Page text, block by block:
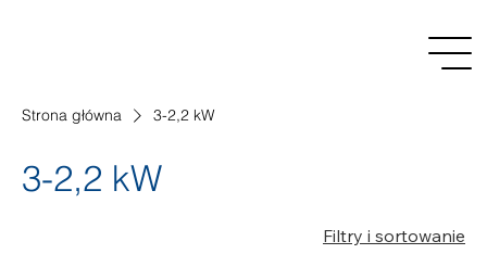
Strona główna 3-2,2 kW
3-2,2 kW
Filtry i sortowanie